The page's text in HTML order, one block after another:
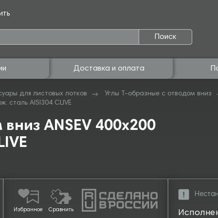
Поиск
Доставка и оплата
для листовых лотков
Углы Т-образные с отводом вниз
сталь AISI304 CLIVE
ANSEV 400х200
Избранное Сравнить